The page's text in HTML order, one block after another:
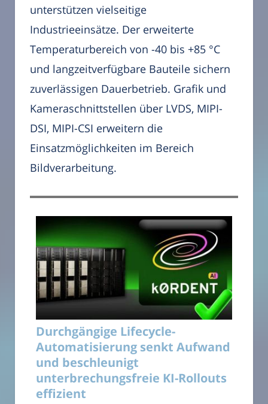
unterstützen vielseitige
Industrieeinsätze. Der erweiterte
Temperaturbereich von -40 bis +85 °C
und langzeitverfügbare Bauteile sichern
zuverlässigen Dauerbetrieb. Grafik und
Kameraschnittstellen über LVDS, MIPI-
DSI, MIPI-CSI erweitern die
Einsatzmöglichkeiten im Bereich
Bildverarbeitung.
Durchgängige Lifecycle-
Automatisierung senkt Aufwand
und beschleunigt
unterbrechungsfreie KI-Rollouts
effizient